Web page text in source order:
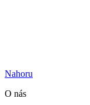
Nahoru
O nás